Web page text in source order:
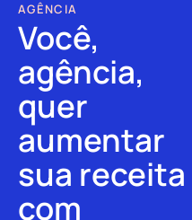
AGÊNCIA
Você,
agência,
quer
aumentar
sua receita
com